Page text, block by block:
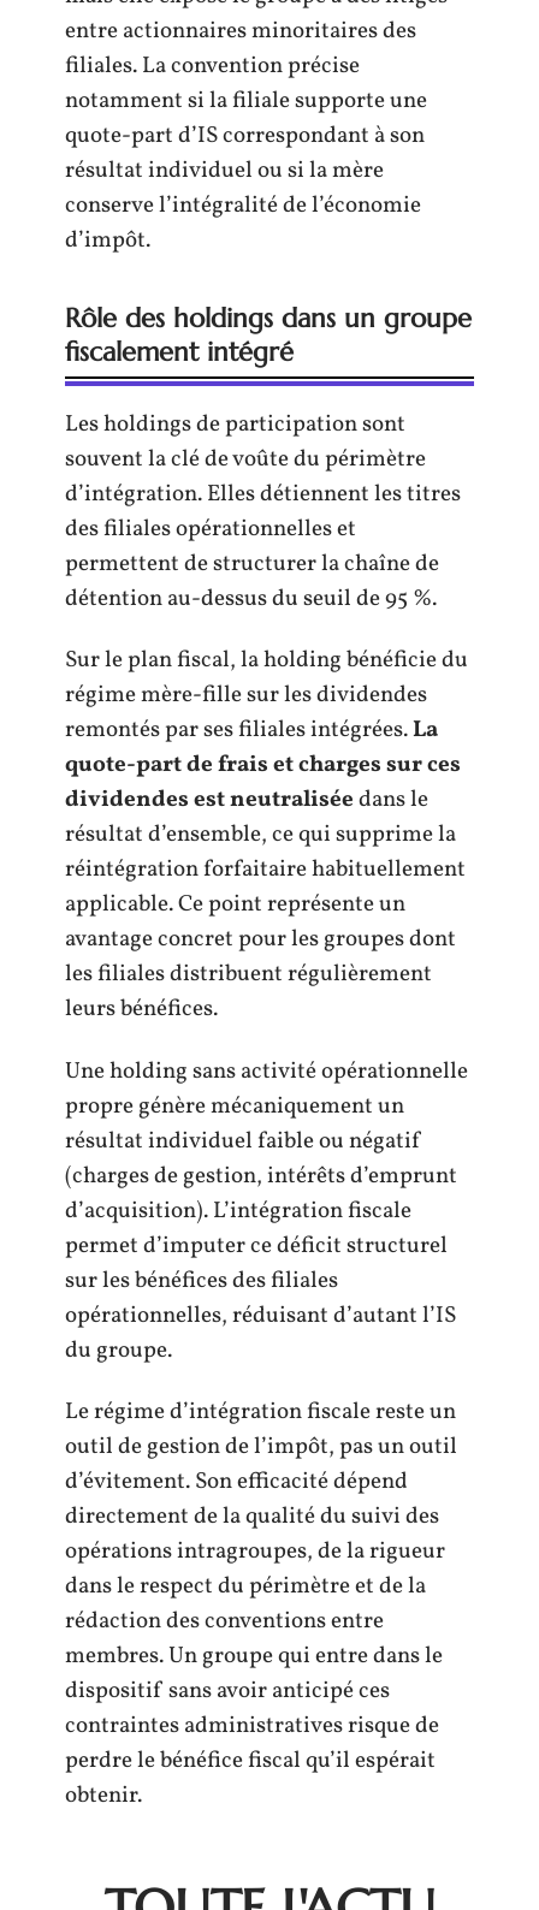
entre actionnaires minoritaires des
filiales. La convention précise
notamment si la filiale supporte une
quote-part d’IS correspondant à son
résultat individuel ou si la mère
conserve l’intégralité de l’économie
d’impôt.
Rôle des holdings dans un groupe
fiscalement intégré
Les holdings de participation sont
souvent la clé de voûte du périmètre
d’intégration. Elles détiennent les titres
des filiales opérationnelles et
permettent de structurer la chaîne de
détention au-dessus du seuil de 95 %.
Sur le plan fiscal, la holding bénéficie du
régime mère-fille sur les dividendes
remontés par ses filiales intégrées.La
quote-part de frais et charges sur ces
dividendes est neutraliséedans le
résultat d’ensemble, ce qui supprime la
réintégration forfaitaire habituellement
applicable. Ce point représente un
avantage concret pour les groupes dont
les filiales distribuent régulièrement
leurs bénéfices.
Une holding sans activité opérationnelle
propre génère mécaniquement un
résultat individuel faible ou négatif
(charges de gestion, intérêts d’emprunt
d’acquisition). L’intégration fiscale
permet d’imputer ce déficit structurel
sur les bénéfices des filiales
opérationnelles, réduisant d’autant l’IS
du groupe.
Le régime d’intégration fiscale reste un
outil de gestion de l’impôt, pas un outil
d’évitement. Son efficacité dépend
directement de la qualité du suivi des
opérations intragroupes, de la rigueur
dans le respect du périmètre et de la
rédaction des conventions entre
membres. Un groupe qui entre dans le
dispositif sans avoir anticipé ces
contraintes administratives risque de
perdre le bénéfice fiscal qu’il espérait
obtenir.